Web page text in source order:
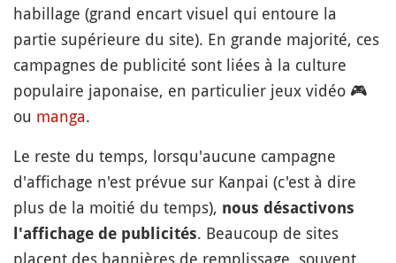
habillage (grand encart visuel qui entoure la
partie supérieure du site). En grande majorité, ces
campagnes de publicité sont liées à la culture
populaire japonaise, en particulier jeux vidéo 🎮
ou manga.
Le reste du temps, lorsqu'aucune campagne
d'affichage n'est prévue sur Kanpai (c'est à dire
plus de la moitié du temps), nous désactivons
l'affichage de publicités. Beaucoup de sites
placent des bannières de remplissage, souvent